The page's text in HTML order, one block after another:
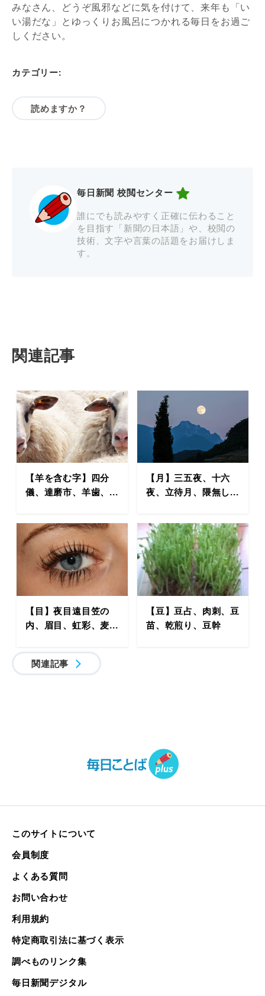
みなさん、どうぞ風邪などに気を付けて、来年も「い
い湯だな」とゆっくりお風呂につかれる毎日をお過ご
しください。
カテゴリー:
読めますか？
毎日新聞 校閲センター
誰にでも読みやすく正確に伝わること
を目指す「新聞の日本語」や、校閲の
技術、文字や言葉の話題をお届けしま
す。
関連記事
【羊を含む字】四分
儀、達磨市、羊歯、...
【月】三五夜、十六
夜、立待月、隈無し...
【目】夜目遠目笠の
内、眉目、虹彩、麦...
【豆】豆占、肉刺、豆
苗、乾煎り、豆幹
関連記事
このサイトについて
会員制度
よくある質問
お問い合わせ
利用規約
特定商取引法に基づく表示
調べものリンク集
毎日新聞デジタル